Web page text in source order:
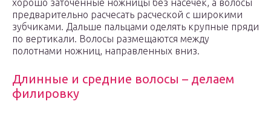
хорошо заточенные ножницы без насечек, а волосы
предварительно расчесать расческой с широкими
зубчиками. Дальше пальцами оделять крупные пряди
по вертикали. Волосы размещаются между
полотнами ножниц, направленных вниз.
Длинные и средние волосы – делаем
филировку